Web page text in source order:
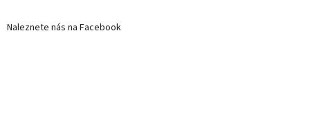
Naleznete nás na Facebook